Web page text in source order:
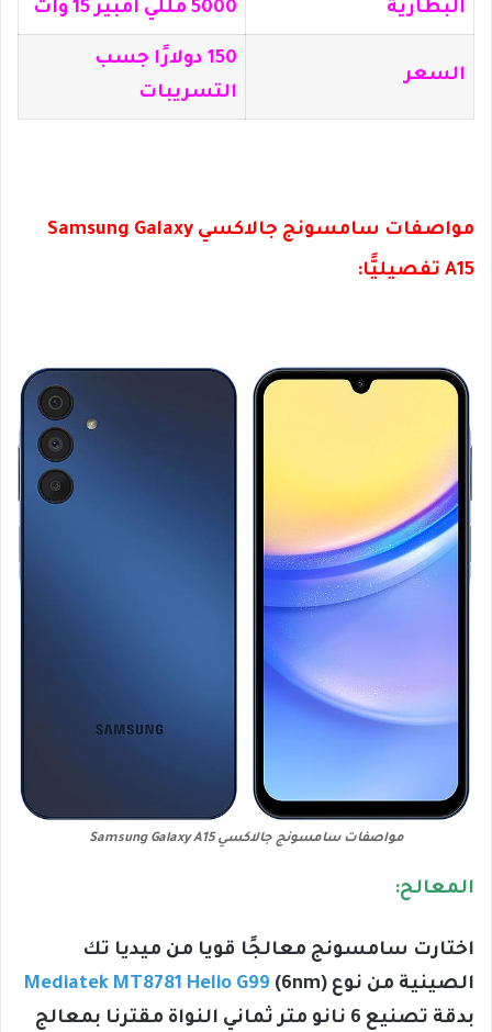
البطارية 5000 مللي أمبير 15 وات
السعر
150 دولارًا جسب
التسريبات
مواصفات سامسونج جالاكسي Samsung Galaxy
A15 تفصيليًّا:
مواصفات سامسونج جالاكسي Samsung Galaxy A15
المعالح:
اختارت سامسونج معالجًا قويا من ميديا تك
الصينية من نوع
Mediatek MT8781 Helio G99 (6nm)
بدقة تصنيع 6 نانو متر ثماني النواة مقترنا بمعالج